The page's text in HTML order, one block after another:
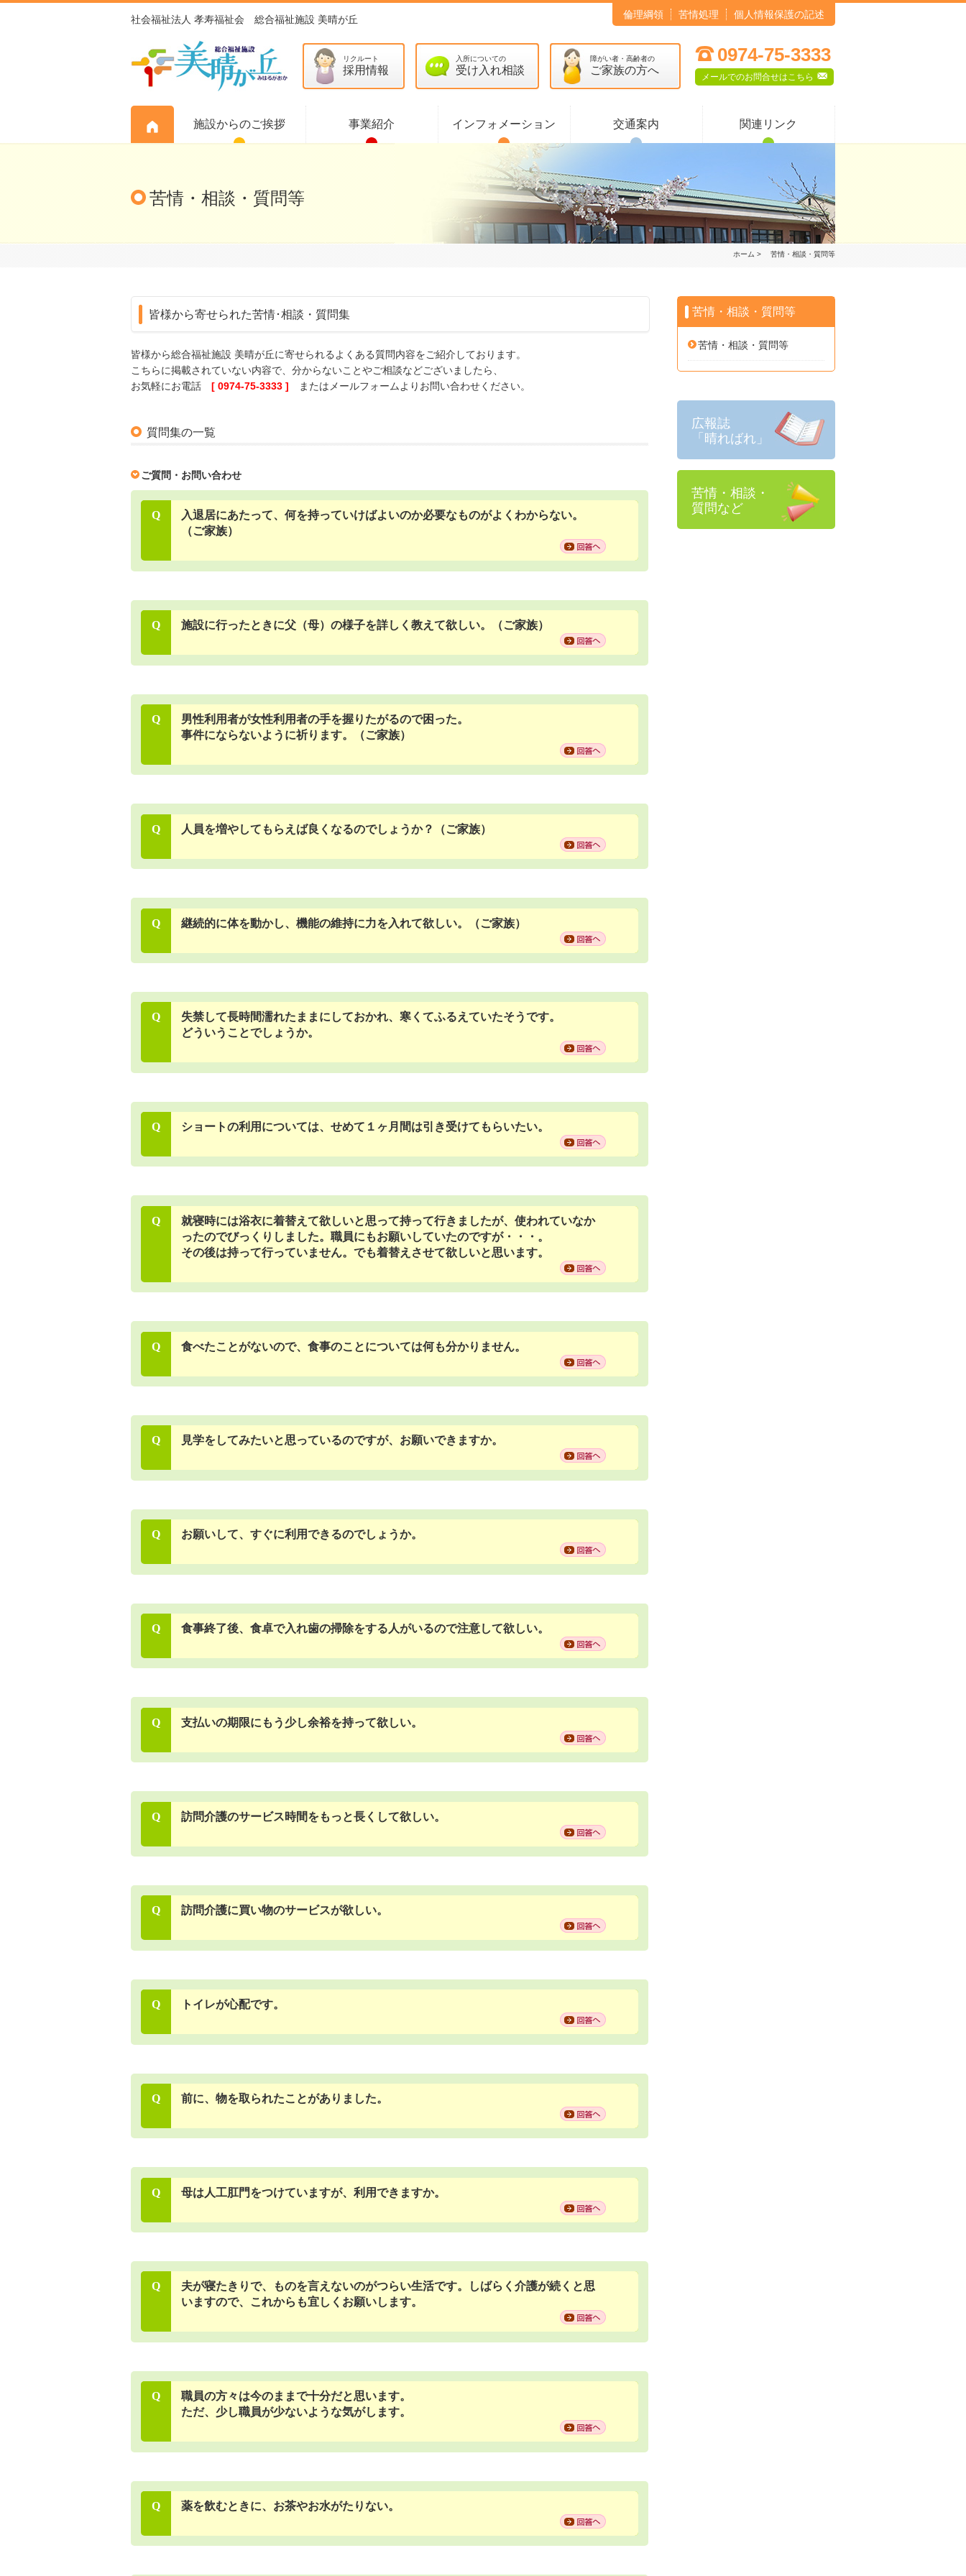
社会福祉法人 孝寿福祉会 総合福祉施設 美晴が丘
A 施設からのご挨拶 事業紹介 インフォメーション 交通案内 関連リンク
リクルート
採用情報
入所についての
受け入れ相談
障がい者・高齢者の
ご家族の方へ
倫理綱領 苦情処理 個人情報保護の記述
; 0974-75-3333
メールでのお問合せはこちら F
苦情・相談・質問等
ホーム > 苦情・相談・質問等
苦情・相談・質問等
苦情・相談・質問等
広報誌
「晴ればれ」
苦情・相談・
質問など
皆様から寄せられた苦情･相談・質問集
皆様から総合福祉施設 美晴が丘に寄せられるよくある質問内容をご紹介しております。
こちらに掲載されていない内容で、分からないことやご相談などございましたら、
お気軽にお電話 [ 0974-75-3333 ] またはメールフォームよりお問い合わせください。
質問集の一覧
ご質問・お問い合わせ
Q
入退居にあたって、何を持っていけばよいのか必要なものがよくわからない。
（ご家族）
Q 施設に行ったときに父（母）の様子を詳しく教えて欲しい。（ご家族）
Q
男性利用者が女性利用者の手を握りたがるので困った。
事件にならないように祈ります。（ご家族）
Q 人員を増やしてもらえば良くなるのでしょうか？（ご家族）
Q 継続的に体を動かし、機能の維持に力を入れて欲しい。（ご家族）
Q
失禁して長時間濡れたままにしておかれ、寒くてふるえていたそうです。
どういうことでしょうか。
Q ショートの利用については、せめて１ヶ月間は引き受けてもらいたい。
Q
就寝時には浴衣に着替えて欲しいと思って持って行きましたが、使われていなか
ったのでびっくりしました。職員にもお願いしていたのですが・・・。
その後は持って行っていません。でも着替えさせて欲しいと思います。
Q 食べたことがないので、食事のことについては何も分かりません。
Q 見学をしてみたいと思っているのですが、お願いできますか。
Q お願いして、すぐに利用できるのでしょうか。
Q 食事終了後、食卓で入れ歯の掃除をする人がいるので注意して欲しい。
Q 支払いの期限にもう少し余裕を持って欲しい。
Q 訪問介護のサービス時間をもっと長くして欲しい。
Q 訪問介護に買い物のサービスが欲しい。
Q トイレが心配です。
Q 前に、物を取られたことがありました。
Q 母は人工肛門をつけていますが、利用できますか。
Q
夫が寝たきりで、ものを言えないのがつらい生活です。しばらく介護が続くと思
いますので、これからも宜しくお願いします。
Q
職員の方々は今のままで十分だと思います。
ただ、少し職員が少ないような気がします。
Q 薬を飲むときに、お茶やお水がたりない。